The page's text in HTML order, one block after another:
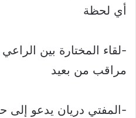
أي لحظة
-لقاء المختارة بين
مراقب من بعيد
-المفتي دريان يدعو